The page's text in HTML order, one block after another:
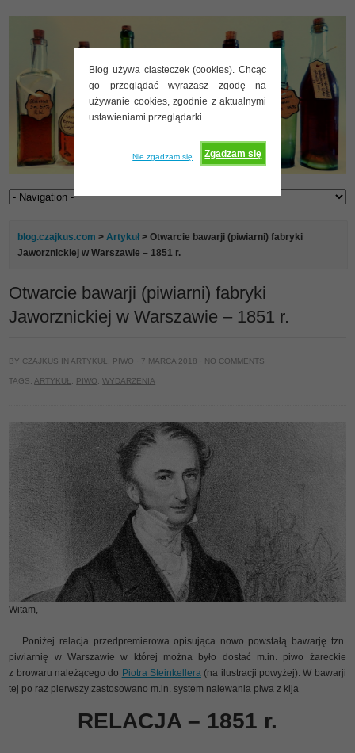
Blog używa ciasteczek (cookies). Chcąc
go przeglądać wyrażasz zgodę na
używanie cookies, zgodnie z aktualnymi
ustawieniami przeglądarki.
Zgadzam się
Nie zgadzam się
blog.czajkus.com > Artykuł > Otwarcie bawarji (piwiarni) fabryki
Jaworznickiej w Warszawie – 1851 r.
Otwarcie bawarji (piwiarni) fabryki
Jaworznickiej w Warszawie – 1851 r.
BY CZAJKUS IN ARTYKUŁ PIWO · 7 MARCA 2018 · NO COMMENTS
TAGS: ARTYKUŁ PIWO ,WYDARZENIA
Witam,
Poniżej relacja przedpremierowa opisująca nowo powstałą bawarję tzn.
piwiarnię w Warszawie w której można było dostać m.in. piwo żareckie
z browaru należącego do Piotra Steinkellera (na ilustracji powyżej). W bawarji
tej po raz pierwszy zastosowano m.in. system nalewania piwa z kija
RELACJA – 1851 r.